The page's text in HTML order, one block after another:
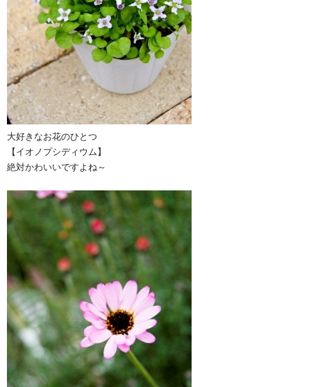
大好きなお花のひとつ
【イオノプシディウム】
絶対かわいいですよね～